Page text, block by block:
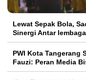
Lewat Sepak Bola,
Sinergi Antar lembaga
PWI Kota Tangerang
Fauzi: Peran Media